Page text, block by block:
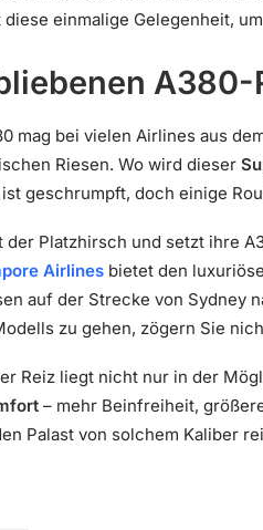
einmalige Gelegenheit, um
mag bei vielen Airlines aus
Riesen. Wo wird dieser
ist geschrumpft, doch einige
der Platzhirsch und setzt ihre
Airlines bietet den
auf der Strecke von Sydney
zu gehen, zögern Sie
Reiz liegt nicht nur in der
– mehr Beinfreiheit,
Palast von solchem Kaliber